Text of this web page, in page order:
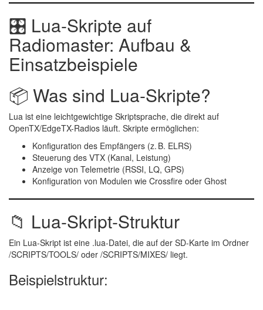
🎛 Lua-Skripte auf
Radiomaster: Aufbau &
Einsatzbeispiele
📦 Was sind Lua-Skripte?
Lua ist eine leichtgewichtige Skriptsprache, die direkt auf
OpenTX/EdgeTX-Radios läuft. Skripte ermöglichen:
Konfiguration des Empfängers (z. B. ELRS)
Steuerung des VTX (Kanal, Leistung)
Anzeige von Telemetrie (RSSI, LQ, GPS)
Konfiguration von Modulen wie Crossfire oder Ghost
📁 Lua-Skript-Struktur
Ein Lua-Skript ist eine .lua-Datei, die auf der SD-Karte im Ordner
/SCRIPTS/TOOLS/ oder /SCRIPTS/MIXES/ liegt.
Beispielstruktur: